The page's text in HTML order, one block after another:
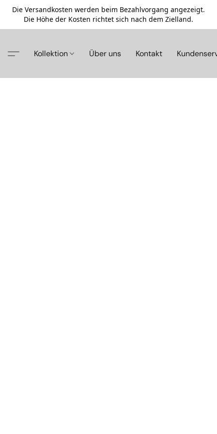
Die Versandkosten werden beim Bezahlvorgang angezeigt.
Die Höhe der Kosten richtet sich nach dem Zielland.
Kollektion Über uns Kontakt